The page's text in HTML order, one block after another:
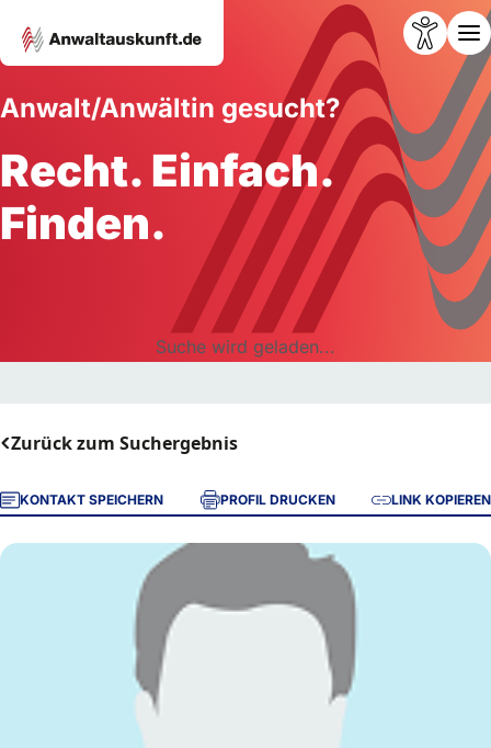
Anwalt/Anwältin gesucht?
Recht. Einfach.
Finden.
Suche wird geladen...
Zurück zum Suchergebnis
KONTAKT SPEICHERN PROFIL DRUCKEN LINK KOPIEREN